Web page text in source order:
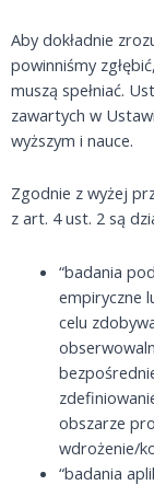
Aby dokładnie
powinniśmy
muszą spełniać.
zawartych w
wyższym i nauce.
Zgodnie z wyżej
z art. 4 ust. 2 są
“badania
empiryczne
celu
obszarze
wdrożenie/
“badania